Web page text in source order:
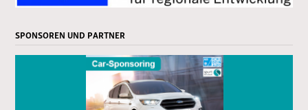
SPONSOREN UND PARTNER